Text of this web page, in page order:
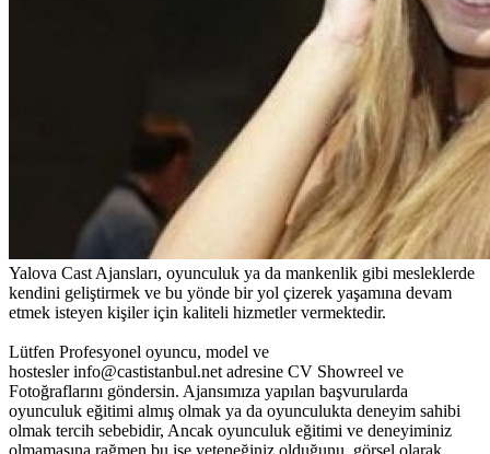
Yalova Cast Ajansları, oyunculuk ya da mankenlik gibi mesleklerde
kendini geliştirmek ve bu yönde bir yol çizerek yaşamına devam
etmek isteyen kişiler için kaliteli hizmetler vermektedir.
Lütfen Profesyonel oyuncu, model ve
hosteslerinfo@castistanbul.net adresine CV Showreel ve
Fotoğraflarını göndersin. Ajansımıza yapılan başvurularda
oyunculuk eğitimi almış olmak ya da oyunculukta deneyim sahibi
olmak tercih sebebidir, Ancak oyunculuk eğitimi ve deneyiminiz
olmamasına rağmen bu işe yeteneğiniz olduğunu, görsel olarak